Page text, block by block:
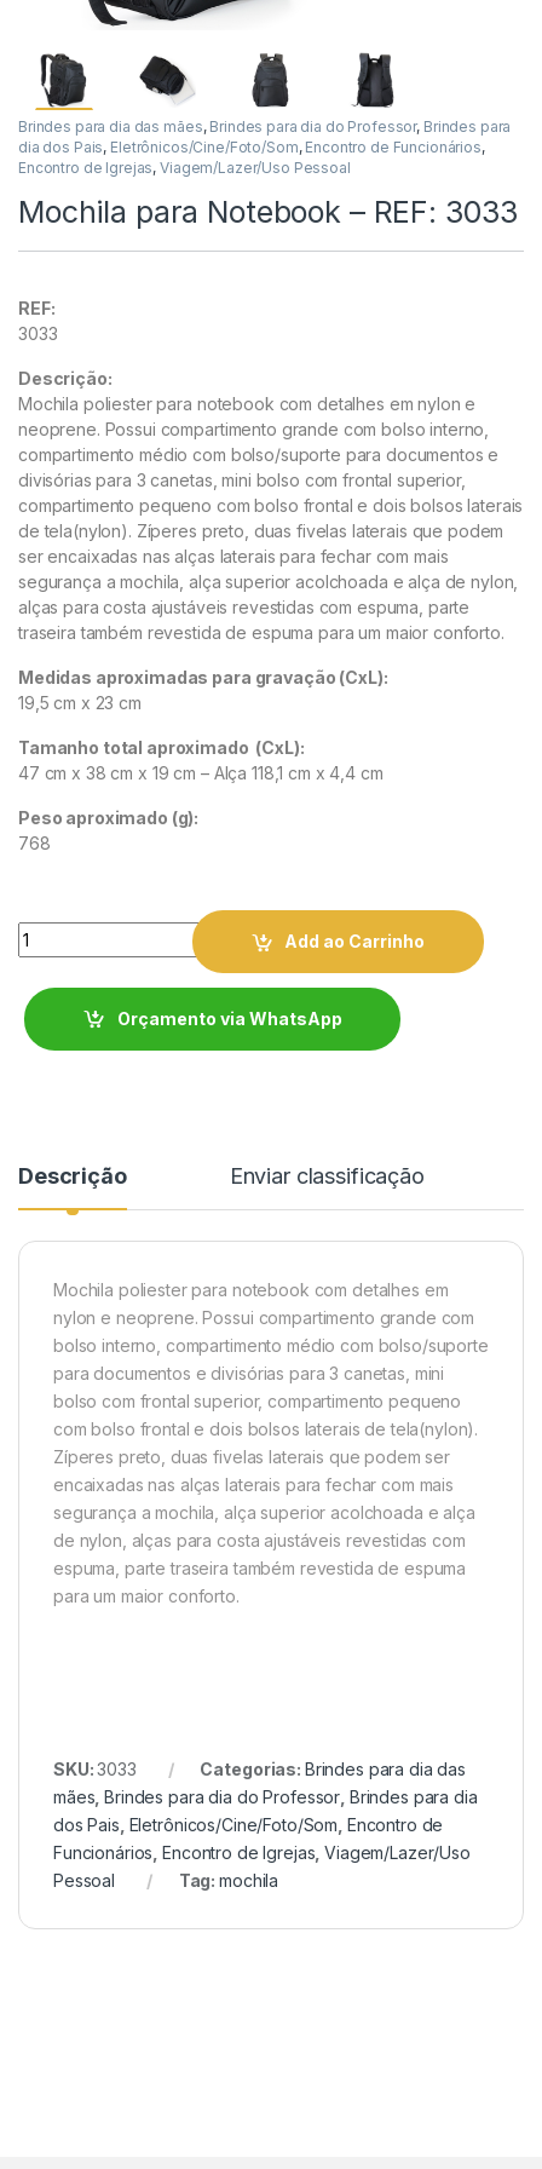
Brindes para dia das mães, Brindes para dia do Professor, Brindes para
dia dos Pais, Eletrônicos/Cine/Foto/Som, Encontro de Funcionários,
Encontro de Igrejas,Viagem/Lazer/Uso Pessoal
Mochila para Notebook – REF: 3033
REF:
3033
Descrição:
Mochila poliester para notebook com detalhes em nylon e
neoprene. Possui compartimento grande com bolso interno,
compartimento médio com bolso/suporte para documentos e
divisórias para 3 canetas, mini bolso com frontal superior,
compartimento pequeno com bolso frontal e dois bolsos laterais
de tela(nylon). Zíperes preto, duas fivelas laterais que podem
ser encaixadas nas alças laterais para fechar com mais
segurança a mochila, alça superior acolchoada e alça de nylon,
alças para costa ajustáveis revestidas com espuma, parte
traseira também revestida de espuma para um maior conforto.
Medidas aproximadas para gravação (CxL):
19,5 cm x 23 cm
Tamanho total aproximado (CxL):
47 cm x 38 cm x 19 cm – Alça 118,1 cm x 4,4 cm
Peso aproximado (g):
768
Quantity
Add ao Carrinho
Orçamento via WhatsApp
Descrição Enviar classificação
Mochila poliester para notebook com detalhes em
nylon e neoprene. Possui compartimento grande com
bolso interno, compartimento médio com bolso/suporte
para documentos e divisórias para 3 canetas, mini
bolso com frontal superior, compartimento pequeno
com bolso frontal e dois bolsos laterais de tela(nylon).
Zíperes preto, duas fivelas laterais que podem ser
encaixadas nas alças laterais para fechar com mais
segurança a mochila, alça superior acolchoada e alça
de nylon, alças para costa ajustáveis revestidas com
espuma, parte traseira também revestida de espuma
para um maior conforto.
SKU:3033 Categorias: Brindes para dia das
mães ,Brindes para dia do Professor Brindes para dia
dos Pais Eletrônicos/Cine/Foto/Som Encontro de
Funcionários ,Encontro de Igrejas ,Viagem/Lazer/Uso
Pessoal
Tag:mochila